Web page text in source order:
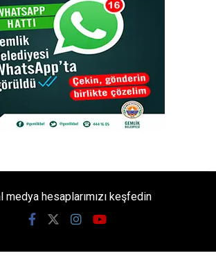
medya hesaplarımızı keşfedin